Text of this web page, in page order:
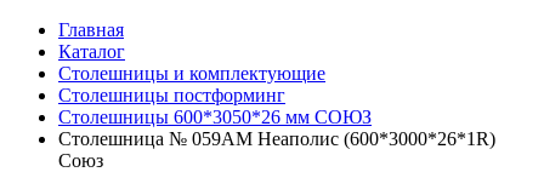
Главная
Каталог
Столешницы и комплектующие
Столешницы постформинг
Столешницы 600*3050*26 мм СОЮЗ
Столешница № 059АМ Неаполис (600*3000*26*1R)
Союз